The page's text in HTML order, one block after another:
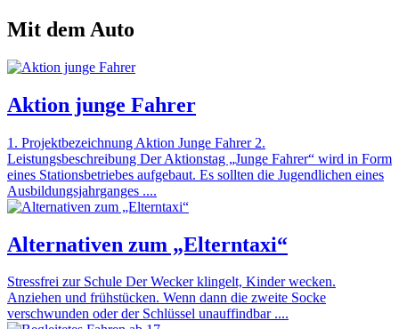
Mit dem Auto
Aktion junge Fahrer
1. Projektbezeichnung Aktion Junge Fahrer 2.
Leistungsbeschreibung Der Aktionstag „Junge Fahrer“ wird in Form
eines Stationsbetriebes aufgebaut. Es sollten die Jugendlichen eines
Ausbildungsjahrganges ....
Alternativen zum „Elterntaxi“
Stressfrei zur Schule Der Wecker klingelt, Kinder wecken.
Anziehen und frühstücken. Wenn dann die zweite Socke
verschwunden oder der Schlüssel unauffindbar ....